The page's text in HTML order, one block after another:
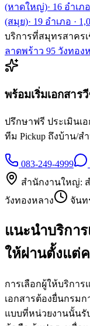
(หาดใหญ่)· 16 อำเภ
(สมุย)· 19 อำเภอ ·
บริการที่สมุทรสาคร
ลาดพร้าว 95 วังทอง
พร้อมเริ่มเอกสาร
ปรึกษาฟรี ประเมินเ
ทีม Pickup ถึงบ้าน/ส
083-249-4999
สำนักงานใหญ่:
วังทองหลาง
จันท
แนะนำบริการ
ให้ผ่านตั้งแต่
การเลือกผู้ให้บริกา
เอกสารต้องยื่นกรม
แบบที่หน่วยงานนั้นรั